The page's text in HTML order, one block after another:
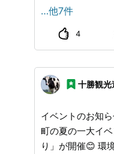
２日（日）９時
ーツランド陸別サー
…他7件
4
十勝観光
イベントのお知らせ📣 ８/２(日)平成元年
町の夏の一大イ
り」が開催😊 環境庁から「日本一きれいな川」と評価